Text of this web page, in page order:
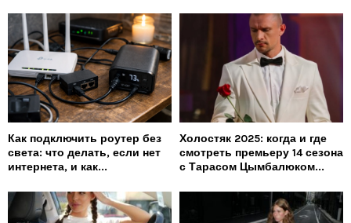
Как подключить роутер без
света: что делать, если нет
интернета, и как...
Холостяк 2025: когда и где
смотреть премьеру 14 сезона
с Тарасом Цымбалюком...